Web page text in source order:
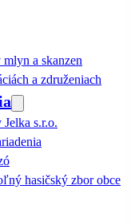
a skanzen
a združeniach
s.r.o.
hasičský zbor obce